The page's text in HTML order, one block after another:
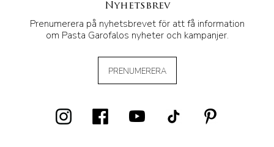
Nyhetsbrev
Prenumerera på nyhetsbrevet för att få information
om Pasta Garofalos nyheter och kampanjer.
PRENUMERERA